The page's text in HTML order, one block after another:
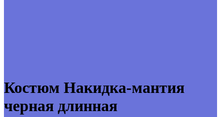
Костюм Накидка-мантия
черная длинная